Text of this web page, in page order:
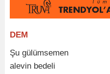
DEM
Şu gülümsemen
alevin bedeli